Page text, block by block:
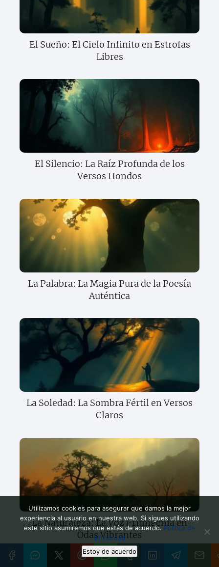
El Sueño: El Cielo Infinito en Estrofas
Libres
El Silencio: La Raíz Profunda de los
Versos Hondos
La Palabra: La Magia Pura de la Poesía
Auténtica
La Soledad: La Sombra Fértil en Versos
Claros
La Naturaleza: La Voz Primigenia en
Odas Vibrantes
Utilizamos cookies para asegurar que damos la mejor
experiencia al usuario en nuestra web. Si sigues utilizando
este sitio asumiremos que estás de acuerdo.Política de
privacidad
Estoy de acuerdo